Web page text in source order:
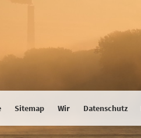
Sitemap Wir Datenschutz